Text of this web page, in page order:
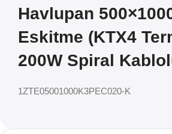
Havlupan
Eskitme (KTX4
200W Spiral
1ZTE05001000K3PEC020-K